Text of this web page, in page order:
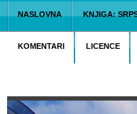
NASLOVNA KNJIGA:
KOMENTARI LICENCE